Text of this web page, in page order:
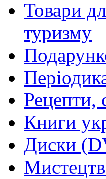
Товари
туризму
Рецепти,
Книги
Диски